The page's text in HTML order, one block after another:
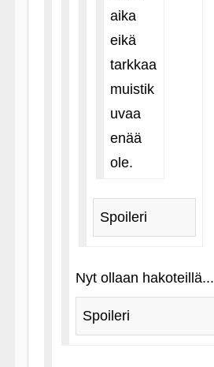
aika
eikä
tarkkaa
muistik
uvaa
enää
ole.
Spoileri
Nyt ollaan hakoteillä...
Spoileri